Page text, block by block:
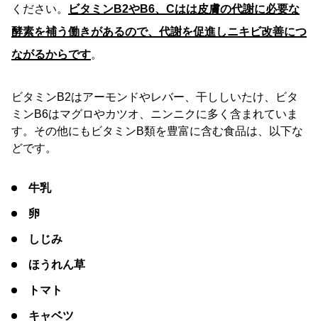
ください。
ビタミンB2やB6、Cはは皮膚の代謝に必要な
酵素を補う働きがあるので、代謝を促進しニキビ改善につ
ながるからです。
ビタミンB2はアーモンドやレバー、干ししいたけ、ビタ
ミンB6はマグロやカツオ、ニンニクに多く含まれていま
す。その他にもビタミンB類を豊富に含む食品は、以下な
どです。
牛乳
卵
しじみ
ほうれん草
トマト
キャベツ